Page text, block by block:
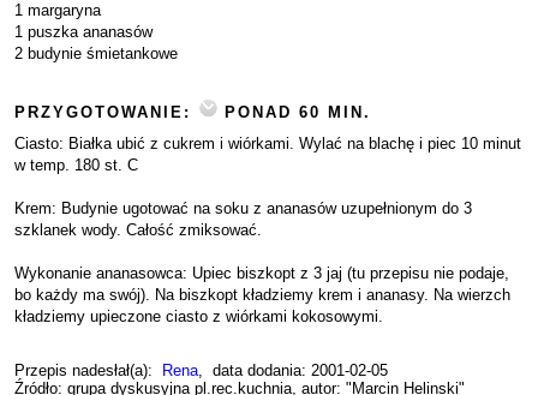
1 margaryna
1 puszka ananasów
2 budynie śmietankowe
PRZYGOTOWANIE:
PONAD 60 MIN.
Ciasto: Białka ubić z cukrem i wiórkami. Wylać na blachę i piec 10 minut
w temp. 180 st. C
Krem: Budynie ugotować na soku z ananasów uzupełnionym do 3
szklanek wody. Całość zmiksować.
Wykonanie ananasowca: Upiec biszkopt z 3 jaj (tu przepisu nie podaje,
bo każdy ma swój). Na biszkopt kładziemy krem i ananasy. Na wierzch
kładziemy upieczone ciasto z wiórkami kokosowymi.
Przepis nadesłał(a): Rena, data dodania: 2001-02-05
Źródło: grupa dyskusyjna pl.rec.kuchnia, autor: "Marcin Helinski"